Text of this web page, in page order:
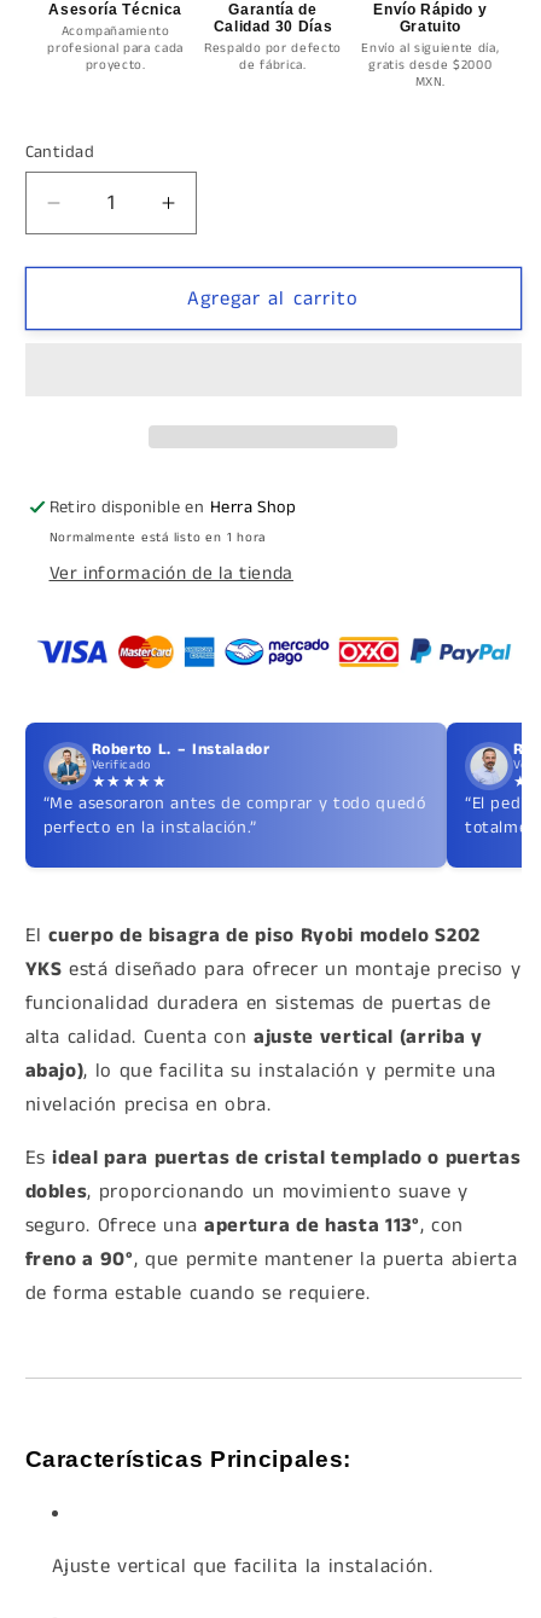
Asesoría Técnica
Acompañamiento
profesional para cada
proyecto.
Garantía de
Calidad 30 Días
Respaldo por defecto
de fábrica.
Envío Rápido y
Gratuito
Envío al siguiente día,
gratis desde $2000
MXN.
Cantidad
Cantidad
Reducir
cantidad
para
Hidráulica
Puerta
hasta
130kg
Aumentar
cantidad
para
Bisagra
Hidráulica
Puerta
hasta
130kg
Agregar al carrito
Retiro disponible en Herra Shop
Normalmente está listo en 1 hora
Ver información de la tienda
Roberto L. – Instalador
Verificado
★★★★★
“Me asesoraron antes de comprar y todo quedó
perfecto en la instalación.”
“El
Elcuerpo de bisagra de piso Ryobi modelo S202
YKS está diseñado para ofrecer un montaje preciso y
funcionalidad duradera en sistemas de puertas de
alta calidad. Cuenta conajuste vertical (arriba y
abajo), lo que facilita su instalación y permite una
nivelación precisa en obra.
Esideal para puertas de cristal templado o puertas
dobles, proporcionando un movimiento suave y
seguro. Ofrece unaapertura de hasta 113°, con
freno a 90°, que permite mantener la puerta abierta
de forma estable cuando se requiere.
Características Principales:
Ajuste vertical que facilita la instalación.